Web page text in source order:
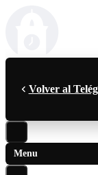
Volver al
Menu